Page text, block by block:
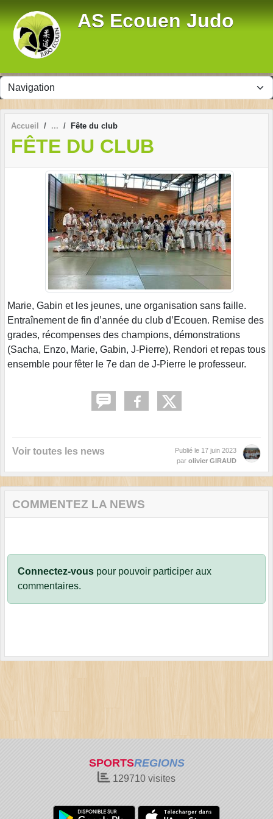
AS Ecouen Judo
Accueil Fête du club
FÊTE DU CLUB
Marie, Gabin et les jeunes, une organisation sans faille.
Entraînement de fin d’année du club d’Ecouen. Remise des
grades, récompenses des champions, démonstrations
(Sacha, Enzo, Marie, Gabin, J-Pierre), Rendori et repas tous
ensemble pour fêter le 7e dan de J-Pierre le professeur.
Voir toutes les news Publié le 17 juin 2023
par olivier GIRAUD
COMMENTEZ LA NEWS
Connectez-vous pour pouvoir participer aux
commentaires.
SPORTSREGIONS
129710 visites